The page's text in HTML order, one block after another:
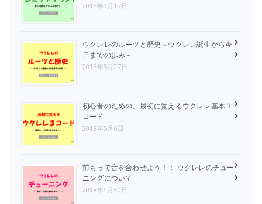
2018年9月17日
ウクレレのルーツと歴史～ウクレレ誕生から今
日までの歩み～
2018年5月27日
初心者のための、最初に覚えるウクレレ基本３
コード
2018年5月6日
前もって音を合わせよう！： ウクレレのチュー
ニングについて
2018年4月30日